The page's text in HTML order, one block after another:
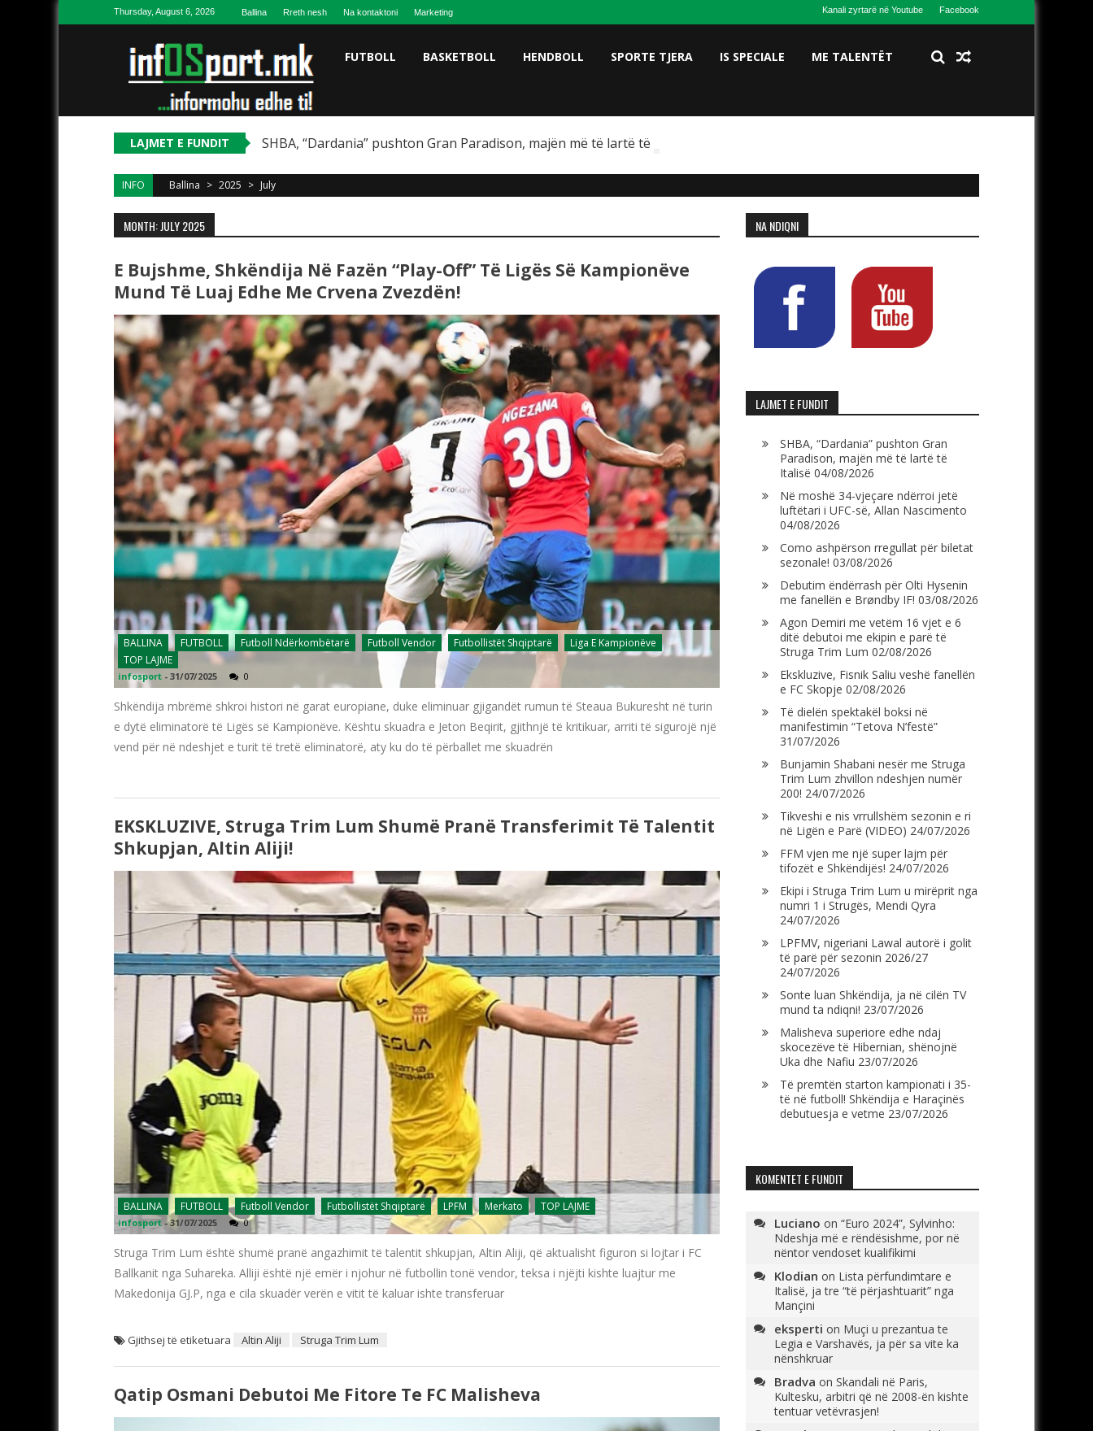
Skip to contentThursday, August 6, 2026 Ballina Rreth nesh Na kontaktoni Marketing Kanali zyrtarë në Youtube Facebook
FUTBOLL BASKETBOLL HENDBOLL SPORTE TJERA IS SPECIALE ME TALENTËT
LAJMET E FUNDIT SHBA, “Dardania” pushton Gran Paradison, majën më të lartë të Italisë
INFO Ballina > 2025 > July
MONTH: JULY 2025
E Bujshme, Shkëndija Në Fazën “play-Off” Të Ligës Së Kampionëve
Mund Të Luaj Edhe Me Crvena Zvezdën!
BALLINA FUTBOLL Futboll Ndërkombëtarë Futboll Vendor Futbollistët Shqiptarë
Liga E Kampionëve
TOP LAJME
infosport - 31/07/2025 0
Shkëndija mbrëmë shkroi histori në garat europiane, duke eliminuar gjigandët rumun të Steaua Bukuresht në turin
e dytë eliminatorë të Ligës së Kampionëve. Kështu skuadra e Jeton Beqirit, gjithnjë të kritikuar, arriti të sigurojë një
vend për në ndeshjet e turit të tretë eliminatorë, aty ku do të përballet me skuadrën
EKSKLUZIVE, Struga Trim Lum Shumë Pranë Transferimit Të Talentit
Shkupjan, Altin Aliji!
BALLINA FUTBOLL Futboll Vendor Futbollistët Shqiptarë LPFM Merkato TOP LAJME
infosport -31/07/2025 0
Struga Trim Lum është shumë pranë angazhimit të talentit shkupjan, Altin Aliji, që aktualisht figuron si lojtar i FC
Ballkanit nga Suhareka. Alliji është një emër i njohur në futbollin tonë vendor, teksa i njëjti kishte luajtur me
Makedonija GJ.P, nga e cila skuadër verën e vitit të kaluar ishte transferuar
Gjithsej të etiketuara Altin Aliji Struga Trim Lum
Qatip Osmani Debutoi Me Fitore Te FC Malisheva
NA NDIQNI
LAJMET E FUNDIT
SHBA, “Dardania” pushton Gran
Paradison, majën më të lartë të
Italisë 04/08/2026
Në moshë 34-vjeçare ndërroi jetë
luftëtari i UFC-së, Allan Nascimento
04/08/2026
Como ashpërson rregullat për biletat
sezonale! 03/08/2026
Debutim ëndërrash për Olti Hysenin
me fanellën e Brøndby IF! 03/08/2026
Agon Demiri me vetëm 16 vjet e 6
ditë debutoi me ekipin e parë të
Struga Trim Lum 02/08/2026
Ekskluzive, Fisnik Saliu veshë fanellën
e FC Skopje 02/08/2026
Të dielën spektakël boksi në
manifestimin “Tetova N’festë”
31/07/2026
Bunjamin Shabani nesër me Struga
Trim Lum zhvillon ndeshjen numër
200! 24/07/2026
Tikveshi e nis vrrullshëm sezonin e ri
në Ligën e Parë (VIDEO) 24/07/2026
FFM vjen me një super lajm për
tifozët e Shkëndijës! 24/07/2026
Ekipi i Struga Trim Lum u mirëprit nga
numri 1 i Strugës, Mendi Qyra
24/07/2026
LPFMV, nigeriani Lawal autorë i golit
të parë për sezonin 2026/27
24/07/2026
Sonte luan Shkëndija, ja në cilën TV
mund ta ndiqni! 23/07/2026
Malisheva superiore edhe ndaj
skocezëve të Hibernian, shënojnë
Uka dhe Nafiu 23/07/2026
Të premtën starton kampionati i 35-
të në futboll! Shkëndija e Haraçinës
debutuesja e vetme 23/07/2026
KOMENTET E FUNDIT
Luciano on “Euro 2024”, Sylvinho:
Ndeshja më e rëndësishme, por në
nëntor vendoset kualifikimi
Klodian on Lista përfundimtare e
Italisë, ja tre “të përjashtuarit” nga
Mançini
eksperti on Muçi u prezantua te
Legia e Varshavës, ja për sa vite ka
nënshkruar
Bradva on Skandali në Paris,
Kultesku, arbitri që në 2008-ën kishte
tentuar vetëvrasjen!